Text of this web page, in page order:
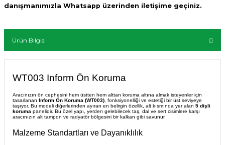
danışmanımızla Whatsapp üzerinden iletişime geçiniz.
Ürün Bilgisi
WT003 Inform Ön Koruma
Aracınızın ön cephesini hem üstten hem alttan koruma altına almak isteyenler için
tasarlanan Inform Ön Koruma (WT003) , fonksiyonelliği ve estetiği bir üst seviyeye
taşıyor. Bu modeli diğerlerinden ayıran en belirgin özellik, alt kısmında yer alan 5 dişli
koruma panelidir. Bu özel yapı, yerden gelebilecek taş, dal ve sert cisimlere karşı
aracınızın alt tampon ve radyatör bölgesini bir kalkan gibi savunur.
Malzeme Standartları ve Dayanıklılık